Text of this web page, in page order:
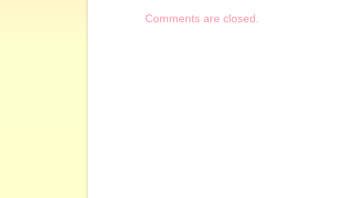
Comments are closed.